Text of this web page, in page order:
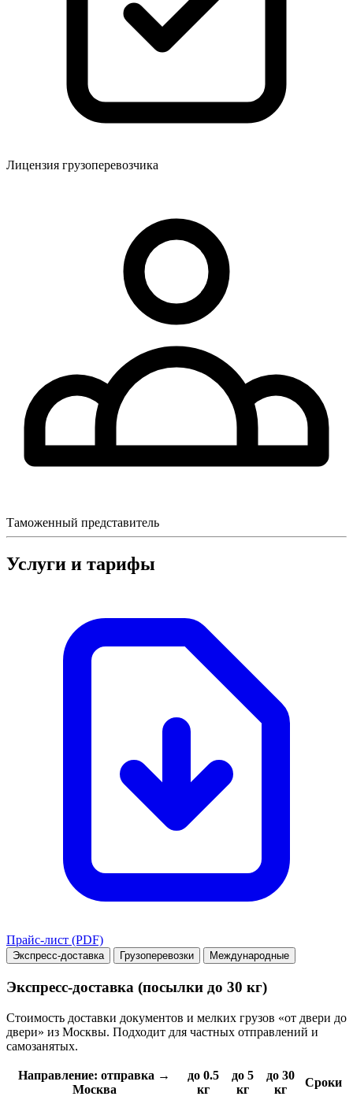
Лицензия грузоперевозчика
Таможенный представитель
Услуги и тарифы
Прайс-лист (PDF)
Экспресс-доставка Грузоперевозки Международные
Экспресс-доставка (посылки до 30 кг)
Стоимость доставки документов и мелких грузов «от двери до
двери» из Москвы. Подходит для частных отправлений и
самозанятых.
Направление: отправка →
Москва
до 0.5
кг
до 5
кг
до 30
кг
Сроки